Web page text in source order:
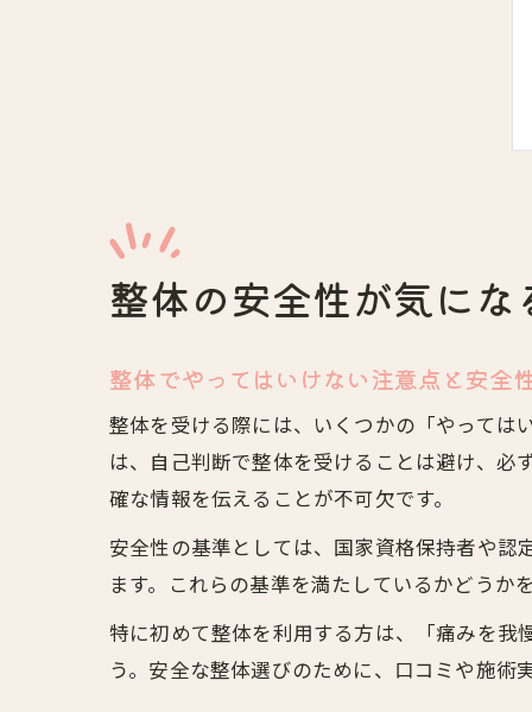
整体の安全性が気に
整体でやってはいけない注意点と安全
整体を受ける際には、いくつかの「やっては
は、自己判断で整体を受けることは避け、
確な情報を伝えることが不可欠です。
安全性の基準としては、国家資格保持者や
ます。これらの基準を満たしているかどうか
特に初めて整体を利用する方は、「痛みを我
う。安全な整体選びのために、口コミや施術